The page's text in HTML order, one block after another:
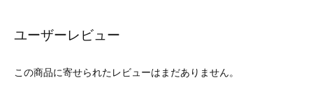
ユーザーレビュー
この商品に寄せられたレビューはまだありません。